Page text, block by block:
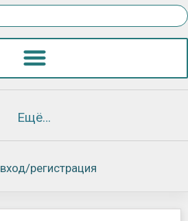
Ещё…
вход/регистрация